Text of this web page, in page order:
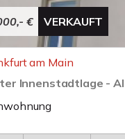
€ VERKAUFT
am Main
Innenstadtlage -